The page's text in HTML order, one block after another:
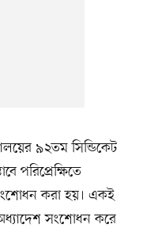
৯২তম সিন্ডিকেট
পরিপ্রেক্ষিতে
করা হয়। একই
সংশোধন করে